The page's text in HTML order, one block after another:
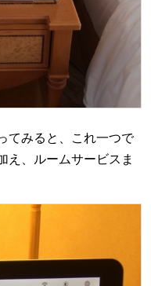
てみると、これ一つで
え、ルームサービスま